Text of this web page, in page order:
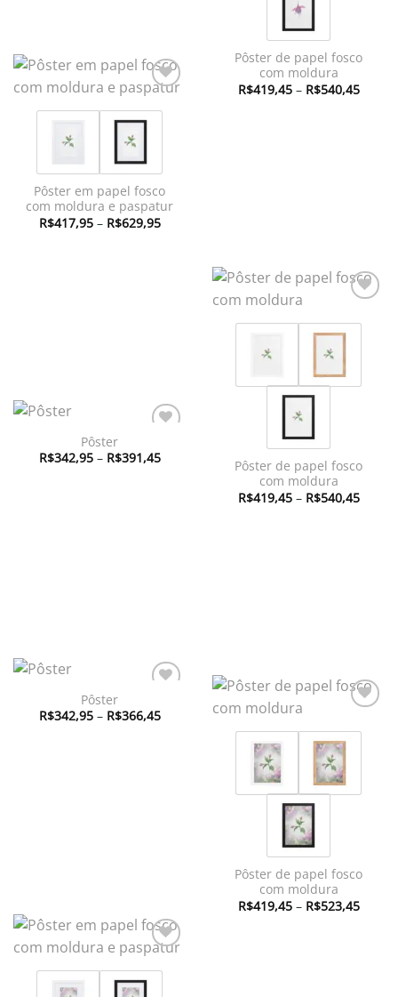
Pôster de papel fosco
com moldura
R$419,45 – R$540,45Faixa
de
Adicionar
à lista de
desejos
Pôster em papel fosco
com moldura e paspatur
R$417,95 – R$629,95Faixa
de
R$629,95
à lista de
desejos
Pôster de papel fosco
com moldura
R$419,45 – R$540,45Faixa
de
à lista de
Pôster
R$342,95 – R$391,45Faixa
à lista de
Pôster
R$342,95 – R$366,45Faixa
à lista de
desejos
Pôster de papel fosco
com moldura
R$419,45 – R$523,45Faixa
de
Adicionar
à lista de
desejos